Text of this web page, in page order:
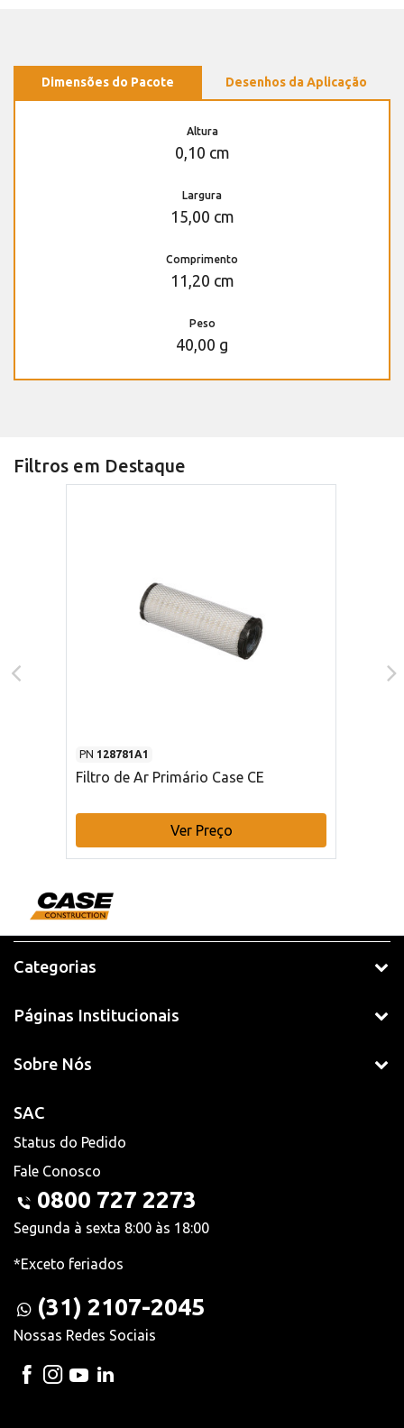
Dimensões do Pacote Desenhos da Aplicação
Altura
0,10 cm
Largura
15,00 cm
Comprimento
11,20 cm
Peso
40,00 g
Filtros em Destaque
PN 128781A1
Filtro de Ar Primário Case CE
Ver Preço
Categorias
Páginas Institucionais
Sobre Nós
SAC
Status do Pedido
Fale Conosco
0800 727 2273
Segunda à sexta 8:00 às 18:00
*Exceto feriados
(31) 2107-2045
Nossas Redes Sociais